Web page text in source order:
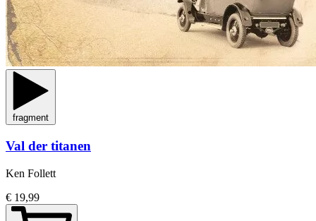
fragment
Val der titanen
Ken Follett
€ 19,99